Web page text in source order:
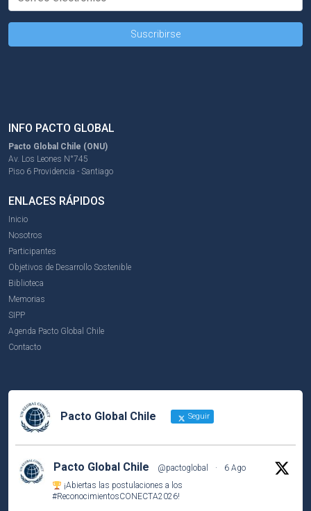
INFO PACTO GLOBAL
Pacto Global Chile (ONU)
Av. Los Leones N°745
Piso 6 Providencia - Santiago
ENLACES RÁPIDOS
Inicio
Nosotros
Participantes
Objetivos de Desarrollo Sostenible
Biblioteca
Memorias
SIPP
Agenda Pacto Global Chile
Contacto
Pacto Global Chile Seguir
Pacto Global Chile @pactoglobal ·
6 Ago
¡Abiertas las postulaciones a los
#ReconocimientosCONECTA2026!